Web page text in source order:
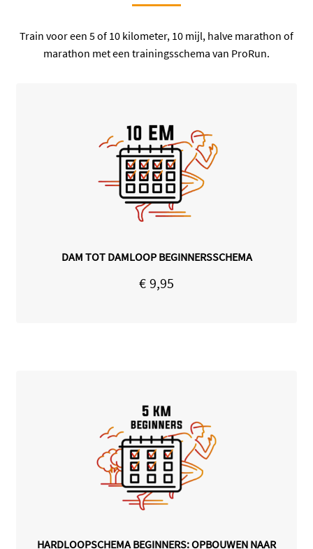
Train voor een 5 of 10 kilometer, 10 mijl, halve marathon of
marathon met een trainingsschema van ProRun.
DAM TOT DAMLOOP BEGINNERSSCHEMA
€ 9,95
HARDLOOPSCHEMA BEGINNERS: OPBOUWEN NAAR